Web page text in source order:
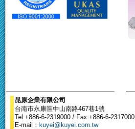
昆原企業有限公司
台南市永康區中山南路467巷1號
Tel:+886-6-2319000 / Fax:+886-6-2317000
E-mail： kuyei@kuyei.com.tw